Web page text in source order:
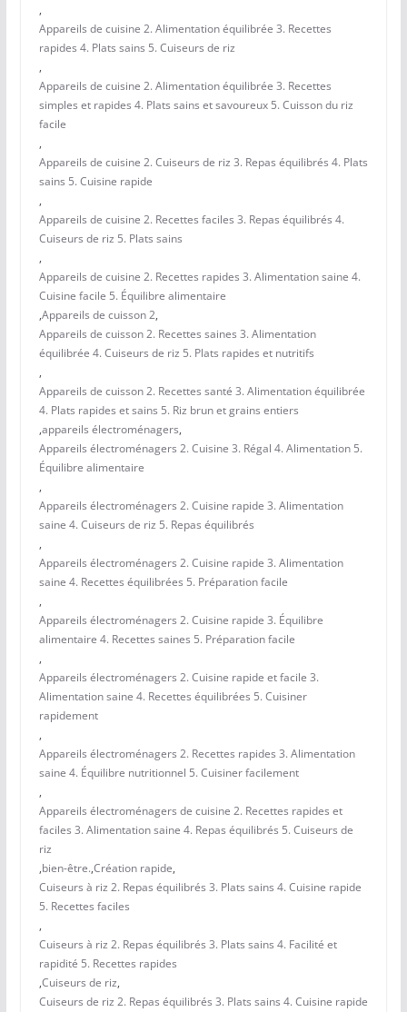
,
Appareils de cuisine 2. Alimentation équilibrée 3. Recettes
rapides 4. Plats sains 5. Cuiseurs de riz
,
Appareils de cuisine 2. Alimentation équilibrée 3. Recettes
simples et rapides 4. Plats sains et savoureux 5. Cuisson du riz
facile
,
Appareils de cuisine 2. Cuiseurs de riz 3. Repas équilibrés 4. Plats
sains 5. Cuisine rapide
,
Appareils de cuisine 2. Recettes faciles 3. Repas équilibrés 4.
Cuiseurs de riz 5. Plats sains
,
Appareils de cuisine 2. Recettes rapides 3. Alimentation saine 4.
Cuisine facile 5. Équilibre alimentaire
,Appareils de cuisson 2,
Appareils de cuisson 2. Recettes saines 3. Alimentation
équilibrée 4. Cuiseurs de riz 5. Plats rapides et nutritifs
,
Appareils de cuisson 2. Recettes santé 3. Alimentation équilibrée
4. Plats rapides et sains 5. Riz brun et grains entiers
,appareils électroménagers,
Appareils électroménagers 2. Cuisine 3. Régal 4. Alimentation 5.
Équilibre alimentaire
,
Appareils électroménagers 2. Cuisine rapide 3. Alimentation
saine 4. Cuiseurs de riz 5. Repas équilibrés
,
Appareils électroménagers 2. Cuisine rapide 3. Alimentation
saine 4. Recettes équilibrées 5. Préparation facile
,
Appareils électroménagers 2. Cuisine rapide 3. Équilibre
alimentaire 4. Recettes saines 5. Préparation facile
,
Appareils électroménagers 2. Cuisine rapide et facile 3.
Alimentation saine 4. Recettes équilibrées 5. Cuisiner
rapidement
,
Appareils électroménagers 2. Recettes rapides 3. Alimentation
saine 4. Équilibre nutritionnel 5. Cuisiner facilement
,
Appareils électroménagers de cuisine 2. Recettes rapides et
faciles 3. Alimentation saine 4. Repas équilibrés 5. Cuiseurs de
riz
,bien-être.,Création rapide,
Cuiseurs à riz 2. Repas équilibrés 3. Plats sains 4. Cuisine rapide
5. Recettes faciles
,
Cuiseurs à riz 2. Repas équilibrés 3. Plats sains 4. Facilité et
rapidité 5. Recettes rapides
,Cuiseurs de riz,
Cuiseurs de riz 2. Repas équilibrés 3. Plats sains 4. Cuisine rapide